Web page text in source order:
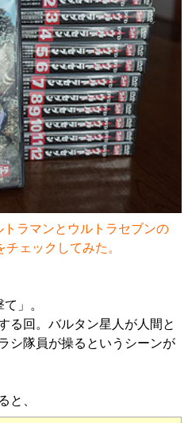
ラマンとウルトラセブンの
ェックしてみた。
」。
る回。バルタン星人が人間と
シ隊員が操るというシーンが
と、